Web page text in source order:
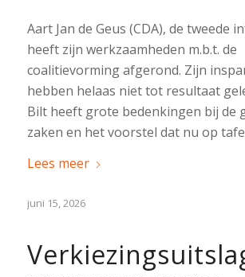
Aart Jan de Geus (CDA), de tweede
heeft zijn werkzaamheden m.b.t. de
coalitievorming afgerond. Zijn
hebben helaas niet tot resultaat
Bilt heeft grote bedenkingen bij de
zaken en het voorstel dat nu op
Lees meer
juni 15, 2026